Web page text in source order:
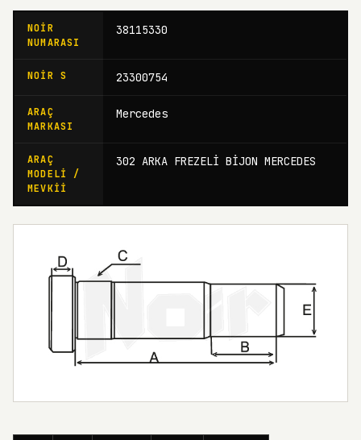
NOIR
NUMARASI
38115330
NOIR S 23300754
ARAÇ
MARKASI
Mercedes
ARAÇ
MODELI /
MEVKII
302 ARKA FREZELİ BİJON MERCEDES